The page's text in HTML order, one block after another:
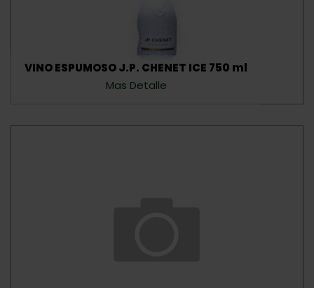
VINO ESPUMOSO J.P. CHENET ICE 750 ml
Mas Detalle